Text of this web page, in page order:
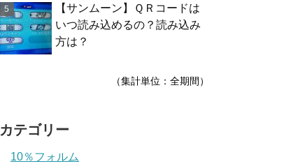
【サンムーン】ＱＲコードは
いつ読み込めるの？読み込み
方は？
（集計単位：全期間）
カテゴリー
10％フォルム